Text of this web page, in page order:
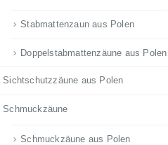
Stabmattenzaun aus Polen
Doppelstabmattenzäune aus Polen
Sichtschutzzäune aus Polen
Schmuckzäune
Schmuckzäune aus Polen